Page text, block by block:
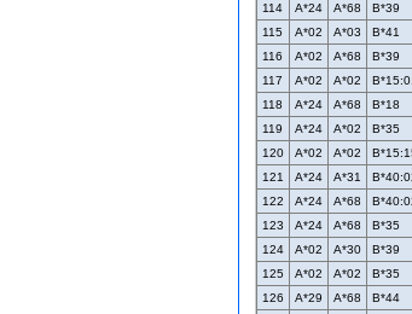
114
A*24 A*68 B*39
115
A*02 A*03 B*41
116
A*02 A*68 B*39
117
A*02 A*02
118
A*24 A*68 B*18
119
A*24 A*02 B*35
120
A*02 A*02
121
A*24 A*31
122
A*24 A*68
123
A*24 A*68 B*35
124
A*02 A*30 B*39
125
A*02 A*02 B*35
126
A*29 A*68 B*44